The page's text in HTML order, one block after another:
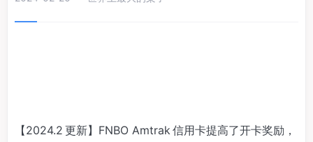
【2024.2 更新】FNBO Amtrak 信用卡提高了开卡奖励，